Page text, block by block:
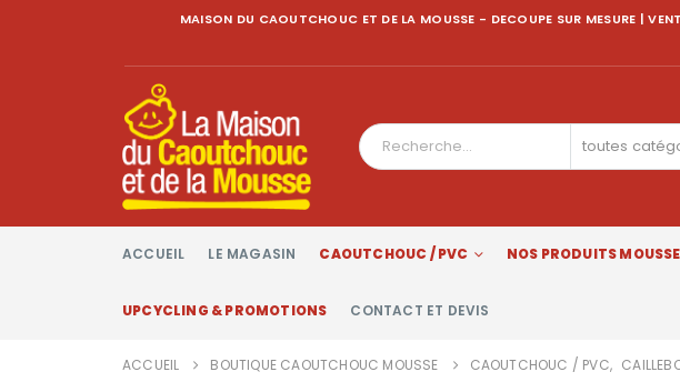
MAISON DU CAOUTCHOUC ET DE LA MOUSSE - DECOUPE SUR MESURE |
toutes
ACCUEIL LE MAGASIN CAOUTCHOUC / PVC NOS PRODUITS
UPCYCLING & PROMOTIONS CONTACT ET DEVIS
ACCUEIL BOUTIQUE CAOUTCHOUC MOUSSE CAOUTCHOUC / PVC,